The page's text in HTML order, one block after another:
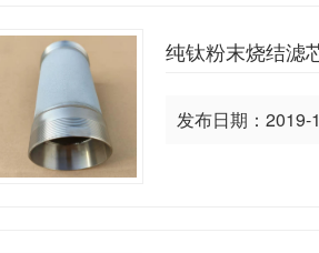
纯钛粉末烧结滤
发布日期：